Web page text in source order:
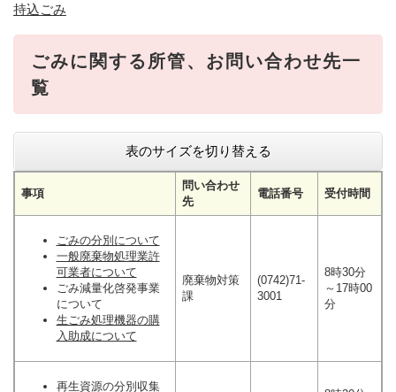
持込ごみ
ごみに関する所管、お問い合わせ先一
覧
表のサイズを切り替える
事項
問い合わせ
先
電話番号 受付時間
ごみの分別について
一般廃棄物処理業許
可業者について
ごみ減量化啓発事業
について
生ごみ処理機器の購
入助成について
廃棄物対策
課
(0742)71-
3001
8時30分
～17時00
分
再生資源の分別収集